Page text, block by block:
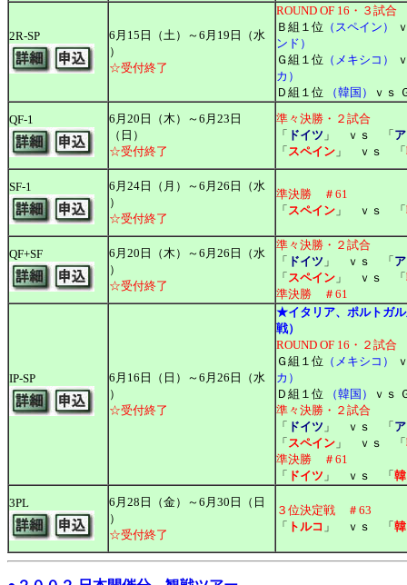
2R-SP
6月15日（土）～6月19日（水
）
☆受付終了
ROUND OF 16・３試合
Ｂ組１位 （スペイン）
ンド）
Ｇ組１位 （メキシコ）
カ）
Ｄ組１位
（韓国）
ｖｓ
QF-1
6月20日（木）～6月23日
（日）
☆受付終了
準々決勝・２試合
「 ドイツ 」 ｖｓ 「
「 スペイン 」 ｖｓ 「
SF-1
6月24日（月）～6月26日（水
）
☆受付終了
準決勝 ＃61
「 スペイン 」 ｖｓ 「
QF+SF
6月20日（木）～6月26日（水
）
☆受付終了
準々決勝・２試合
「 ドイツ 」 ｖｓ 「
「 スペイン 」 ｖｓ 「
準決勝 ＃61
IP-SP
6月16日（日）～6月26日（水
）
☆受付終了
★イタリア、ポルトガ
戦）
ROUND OF 16・２試合
Ｇ組１位 （メキシコ）
カ）
Ｄ組１位
（韓国）
ｖｓ
準々決勝・２試合
「 ドイツ 」 ｖｓ 「
「 スペイン 」 ｖｓ 「
準決勝 ＃61
「 ドイツ 」 ｖｓ 「
3PL
6月28日（金）～6月30日（日
）
☆受付終了
３位決定戦 ＃63
「 トルコ 」 ｖｓ 「